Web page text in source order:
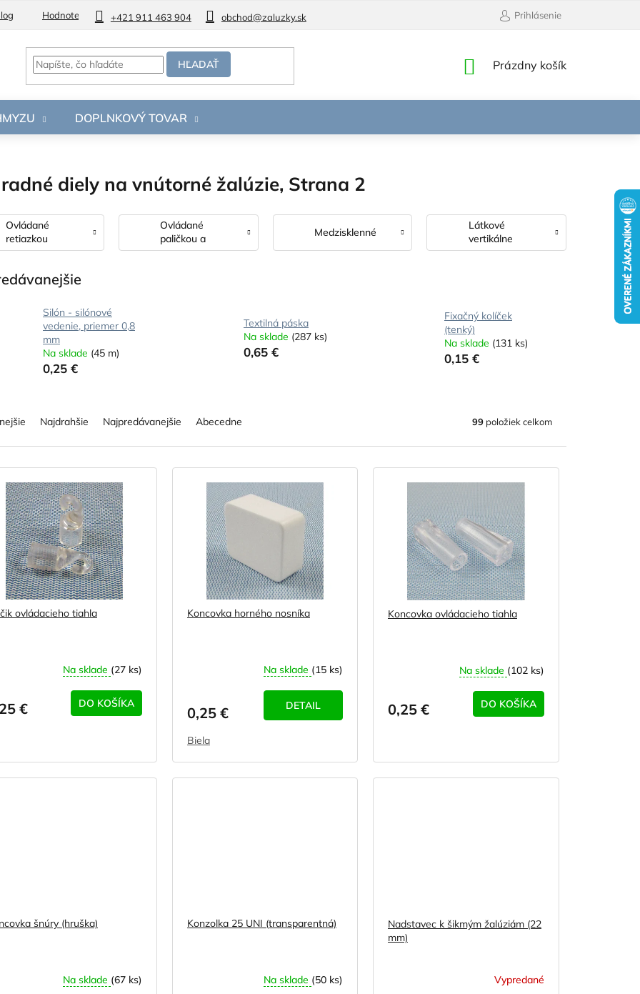
+421 911 463 904 obchod@zaluzky.sk
Hodnotenie obchodu Prihlásenie
HĽADAŤ
NÁKUPNÝ
Prázdny košík
DOPLNKOVÝ TOVAR
diely na vnútorné žalúzie, Strana 2
Ovládané
retiazkou
Ovládané
paličkou a
šnúrkou
Medzisklenné
Látkové
vertikálne
Silón - silónové
vedenie, priemer 0,8
mm
Na sklade (45 m)
0,25 €
Textilná páska
Na sklade (287 ks)
0,65 €
Fixačný kolíček
(tenký)
Na sklade (131 ks)
0,15 €
Najdrahšie Najpredávanejšie Abecedne 99 položiek celkom
ovládacieho tiahla
Na sklade (27 ks)
€ DO KOŠÍKA
Koncovka horného nosníka
Na sklade (15 ks)
0,25 € DETAIL
Biela
Koncovka ovládacieho tiahla
Na sklade (102 ks)
0,25 € DO KOŠÍKA
šnúry (hruška)
Na sklade (67 ks)
Konzolka 25 UNI (transparentná)
Na sklade (50 ks)
Nadstavec k šikmým žalúziám (22
mm)
Vypredané